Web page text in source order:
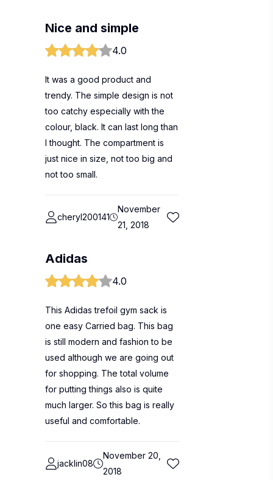
Nice and simple
4.0
It was a good product and
trendy. The simple design is not
too catchy especially with the
colour, black. It can last long than
I thought. The compartment is
just nice in size, not too big and
not too small.
cheryl200141
November
21, 2018
Adidas
4.0
This Adidas trefoil gym sack is
one easy Carried bag. This bag
is still modern and fashion to be
used although we are going out
for shopping. The total volume
for putting things also is quite
much larger. So this bag is really
useful and comfortable.
jacklin08
November 20,
2018